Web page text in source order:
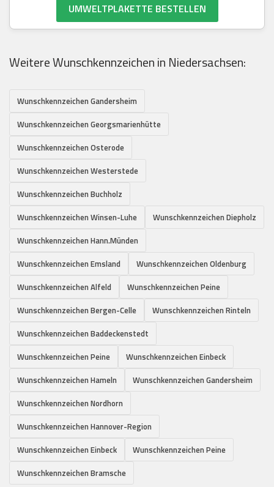
UMWELTPLAKETTE BESTELLEN
Weitere Wunschkennzeichen in Niedersachsen:
Wunschkennzeichen Gandersheim
Wunschkennzeichen Georgsmarienhütte
Wunschkennzeichen Osterode
Wunschkennzeichen Westerstede
Wunschkennzeichen Buchholz
Wunschkennzeichen Winsen-Luhe
Wunschkennzeichen Diepholz
Wunschkennzeichen Hann.Münden
Wunschkennzeichen Emsland
Wunschkennzeichen Oldenburg
Wunschkennzeichen Alfeld
Wunschkennzeichen Peine
Wunschkennzeichen Bergen-Celle
Wunschkennzeichen Rinteln
Wunschkennzeichen Baddeckenstedt
Wunschkennzeichen Peine
Wunschkennzeichen Einbeck
Wunschkennzeichen Hameln
Wunschkennzeichen Gandersheim
Wunschkennzeichen Nordhorn
Wunschkennzeichen Hannover-Region
Wunschkennzeichen Einbeck
Wunschkennzeichen Peine
Wunschkennzeichen Bramsche